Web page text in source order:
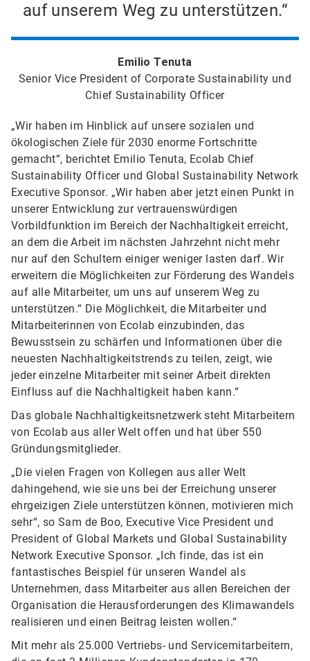
auf unserem Weg zu unterstützen.“
Emilio Tenuta
Senior Vice President of Corporate Sustainability und
Chief Sustainability Officer
„Wir haben im Hinblick auf unsere sozialen und
ökologischen Ziele für 2030 enorme Fortschritte
gemacht“, berichtet Emilio Tenuta, Ecolab Chief
Sustainability Officer und Global Sustainability Network
Executive Sponsor. „Wir haben aber jetzt einen Punkt in
unserer Entwicklung zur vertrauenswürdigen
Vorbildfunktion im Bereich der Nachhaltigkeit erreicht,
an dem die Arbeit im nächsten Jahrzehnt nicht mehr
nur auf den Schultern einiger weniger lasten darf. Wir
erweitern die Möglichkeiten zur Förderung des Wandels
auf alle Mitarbeiter, um uns auf unserem Weg zu
unterstützen.“ Die Möglichkeit, die Mitarbeiter und
Mitarbeiterinnen von Ecolab einzubinden, das
Bewusstsein zu schärfen und Informationen über die
neuesten Nachhaltigkeitstrends zu teilen, zeigt, wie
jeder einzelne Mitarbeiter mit seiner Arbeit direkten
Einfluss auf die Nachhaltigkeit haben kann.“
Das globale Nachhaltigkeitsnetzwerk steht Mitarbeitern
von Ecolab aus aller Welt offen und hat über 550
Gründungsmitglieder.
„Die vielen Fragen von Kollegen aus aller Welt
dahingehend, wie sie uns bei der Erreichung unserer
ehrgeizigen Ziele unterstützen können, motivieren mich
sehr“, so Sam de Boo, Executive Vice President und
President of Global Markets und Global Sustainability
Network Executive Sponsor. „Ich finde, das ist ein
fantastisches Beispiel für unseren Wandel als
Unternehmen, dass Mitarbeiter aus allen Bereichen der
Organisation die Herausforderungen des Klimawandels
realisieren und einen Beitrag leisten wollen.“
Mit mehr als 25.000 Vertriebs- und Servicemitarbeitern,